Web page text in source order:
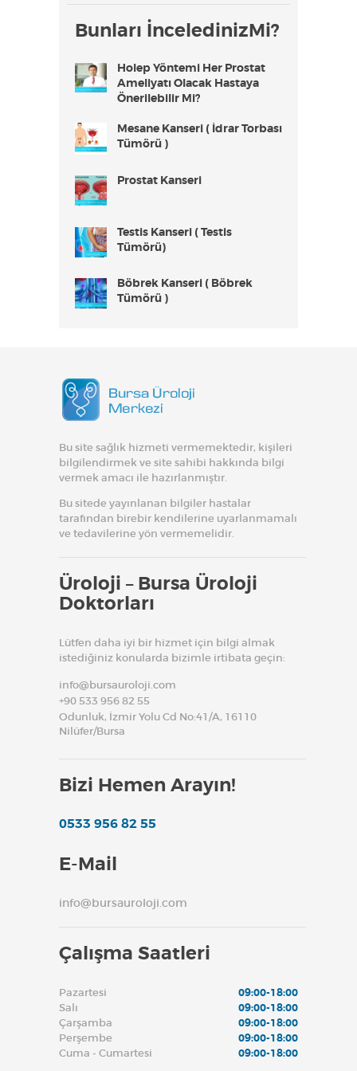
Bunları İnceledinizMi?
Holep Yöntemi Her Prostat
Ameliyatı Olacak Hastaya
Önerilebilir Mi?
Mesane Kanseri ( İdrar Torbası
Tümörü )
Prostat Kanseri
Testis Kanseri ( Testis
Tümörü)
Böbrek Kanseri ( Böbrek
Tümörü )
Bu site sağlık hizmeti vermemektedir, kişileri
bilgilendirmek ve site sahibi hakkında bilgi
vermek amacı ile hazırlanmıştır.
Bu sitede yayınlanan bilgiler hastalar
tarafından birebir kendilerine uyarlanmamalı
ve tedavilerine yön vermemelidir.
Üroloji – Bursa Üroloji
Doktorları
Lütfen daha iyi bir hizmet için bilgi almak
istediğiniz konularda bizimle irtibata geçin:
info@bursauroloji.com
+90 533 956 82 55
Odunluk, İzmir Yolu Cd No:41/A, 16110
Nilüfer/Bursa
Bizi Hemen Arayın!
0533 956 82 55
E-Mail
info@bursauroloji.com
Çalışma Saatleri
Pazartesi
09:00-18:00
Salı
09:00-18:00
Çarşamba
09:00-18:00
Perşembe
09:00-18:00
Cuma - Cumartesi
09:00-18:00